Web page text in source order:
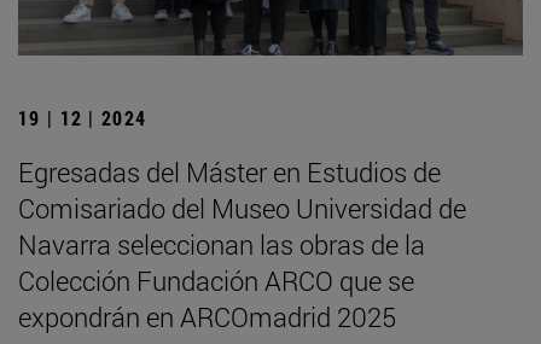
19 | 12 | 2024
Egresadas del Máster en Estudios de
Comisariado del Museo Universidad de
Navarra seleccionan las obras de la
Colección Fundación ARCO que se
expondrán en ARCOmadrid 2025